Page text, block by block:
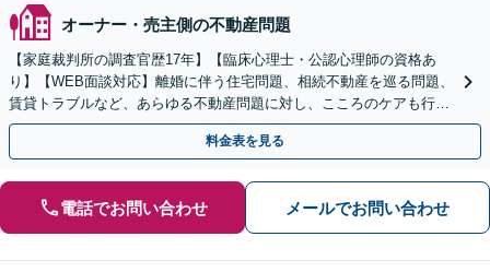
オーナー・売主側の不動産問題
【家庭裁判所の調査官歴17年】【臨床心理士・公認心理師の資格あ
り】【WEB面談対応】離婚に伴う住宅問題、相続不動産を巡る問題、
賃貸トラブルなど、あらゆる不動産問題に対し、こころのケアも行い
つつ、迅速かつ的確に対応します。
料金表を見る
電話でお問い合わせ メールでお問い合わせ